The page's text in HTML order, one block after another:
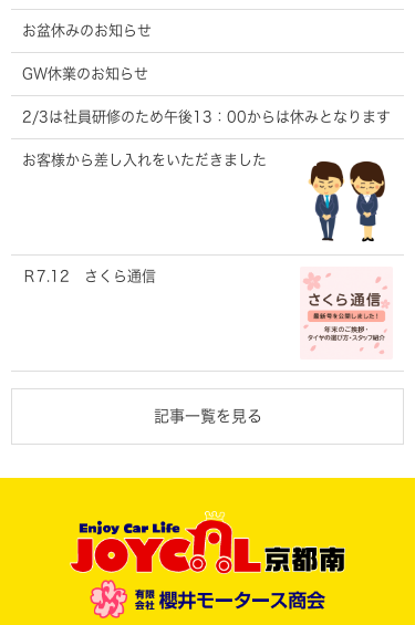
お盆休みのお知らせ
GW休業のお知らせ
2/3は社員研修のため午後13：00からは休みとなります
お客様から差し入れをいただきました
Ｒ7.12 さくら通信
記事一覧を見る